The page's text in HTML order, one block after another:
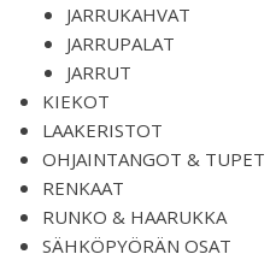
JARRUKAHVAT
JARRUPALAT
JARRUT
KIEKOT
LAAKERISTOT
OHJAINTANGOT & TUPET
RENKAAT
RUNKO & HAARUKKA
SÄHKÖPYÖRÄN OSAT